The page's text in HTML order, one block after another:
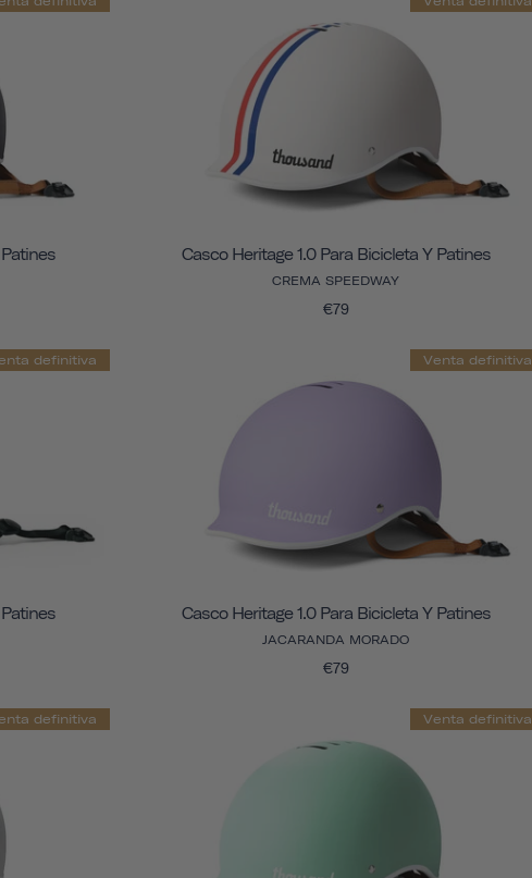
Casco Heritage 1.0 Para Bicicleta Y Patines
CREMA SPEEDWAY
€79
definitiva Venta definitiva
Casco Heritage 1.0 Para Bicicleta Y Patines
JACARANDA MORADO
€79
definitiva Venta definitiva